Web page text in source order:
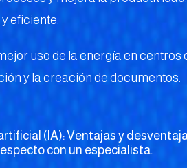
eficiente.
uso de la energía en
y la creación de documentos.
(IA): Ventajas y
con un especialista.